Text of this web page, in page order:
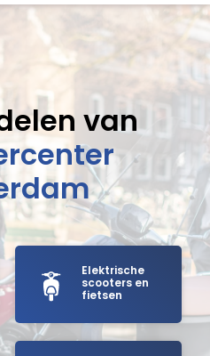
van
Elektrische
scooters en
fietsen